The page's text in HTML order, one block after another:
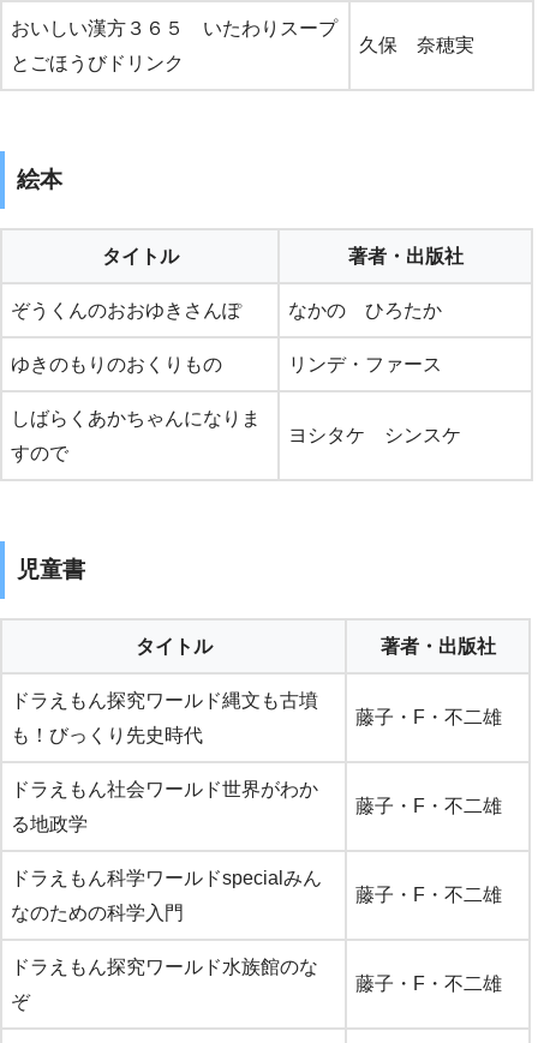
おいしい漢方３６５ いたわりスープ
とごほうびドリンク
久保 奈穂実
絵本
タイトル 著者・出版社
ぞうくんのおおゆきさんぽ なかの ひろたか
ゆきのもりのおくりもの リンデ・ファース
しばらくあかちゃんになりま
すので
ヨシタケ シンスケ
児童書
タイトル 著者・出版社
ドラえもん探究ワールド縄文も古墳
も！びっくり先史時代
藤子・F・不二雄
ドラえもん社会ワールド世界がわか
る地政学
藤子・F・不二雄
ドラえもん科学ワールドspecialみん
なのための科学入門
藤子・F・不二雄
ドラえもん探究ワールド水族館のな
ぞ
藤子・F・不二雄